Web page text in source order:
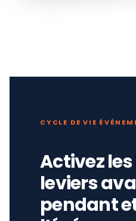
CYCLE DE VIE
Activez
leviers
pendant